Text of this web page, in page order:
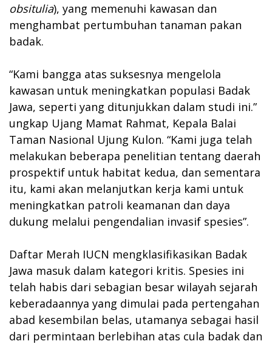
obsitulia), yang memenuhi kawasan dan
menghambat pertumbuhan tanaman pakan
badak.
“Kami bangga atas suksesnya mengelola
kawasan untuk meningkatkan populasi Badak
Jawa, seperti yang ditunjukkan dalam studi ini.”
ungkap Ujang Mamat Rahmat, Kepala Balai
Taman Nasional Ujung Kulon. “Kami juga telah
melakukan beberapa penelitian tentang daerah
prospektif untuk habitat kedua, dan sementara
itu, kami akan melanjutkan kerja kami untuk
meningkatkan patroli keamanan dan daya
dukung melalui pengendalian invasif spesies”.
Daftar Merah IUCN mengklasifikasikan Badak
Jawa masuk dalam kategori kritis. Spesies ini
telah habis dari sebagian besar wilayah sejarah
keberadaannya yang dimulai pada pertengahan
abad kesembilan belas, utamanya sebagai hasil
dari permintaan berlebihan atas cula badak dan